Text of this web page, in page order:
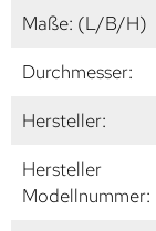
Maße: (L/B/H)
Durchmesser:
Hersteller:
Hersteller
Modellnummer: